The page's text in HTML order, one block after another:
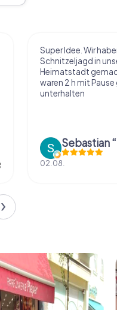
Super Idee. Wir
Schnitzeljagd in
Heimatstadt
waren 2 h mit
unterhalten
02.08.